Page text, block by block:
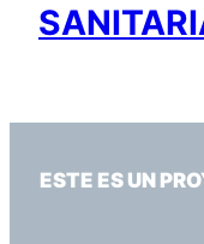
ESTE ES UN